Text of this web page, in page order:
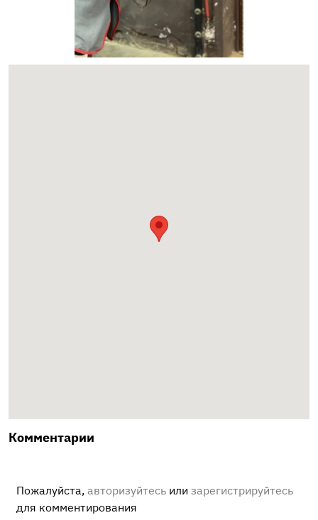
Комментарии
Пожалуйста, авторизуйтесь или зарегистрируйтесь
для комментирования